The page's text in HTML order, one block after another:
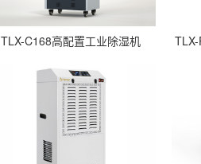
TLX-C168高配置工业除湿机